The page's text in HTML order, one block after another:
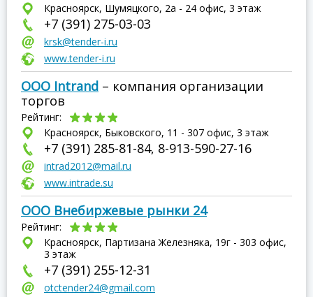
Красноярск, Шумяцкого, 2а - 24 офис, 3 этаж
+7 (391) 275-03-03
krsk@tender-i.ru
www.tender-i.ru
ООО Intrand – компания организации
торгов
Рейтинг:
Красноярск, Быковского, 11 - 307 офис, 3 этаж
+7 (391) 285-81-84, 8-913-590-27-16
intrad2012@mail.ru
www.intrade.su
ООО Внебиржевые рынки 24
Рейтинг:
Красноярск, Партизана Железняка, 19г - 303 офис,
3 этаж
+7 (391) 255-12-31
otctender24@gmail.com